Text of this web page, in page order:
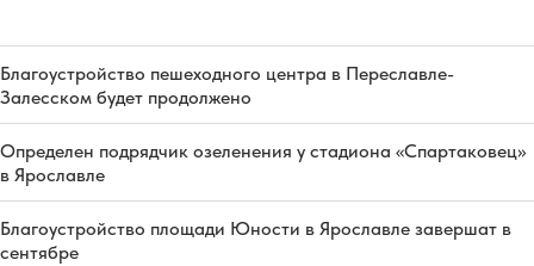
Благоустройство пешеходного центра в Переславле-
Залесском будет продолжено
Определен подрядчик озеленения у стадиона «Спартаковец»
в Ярославле
Благоустройство площади Юности в Ярославле завершат в
сентябре